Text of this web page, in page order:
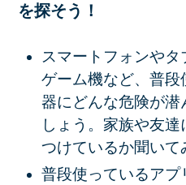
を探そう！
スマートフォンやタ
ゲーム機など、普段
器にどんな危険が潜
しょう。家族や友
つけているか聞いて
普段使っているアプ